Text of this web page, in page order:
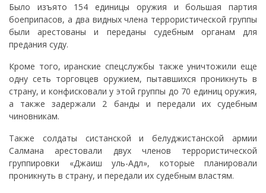
Было изъято 154 единицы оружия и большая партия
боеприпасов, а два видных члена террористической группы
были арестованы и переданы судебным органам для
предания суду.
Кроме того, иранские спецслужбы также уничтожили еще
одну сеть торговцев оружием, пытавшихся проникнуть в
страну, и конфисковали у этой группы до 70 единиц оружия,
а также задержали 2 банды и передали их судебным
чиновникам.
Также солдаты систанской и белуджистанской армии
Салмана арестовали двух членов террористической
группировки «Джаиш уль-Адл», которые планировали
проникнуть в страну, и передали их судебным властям.